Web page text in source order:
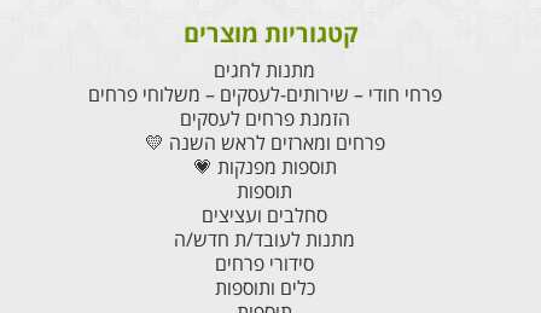
קטגוריות מוצרים
מתנות לחגים
פרחי חודי – שירותים-לעסקים – משלוחי פרחים
הזמנת פרחים לעסקים
פרחים ומארזים לראש השנה 💛
תוספות מפנקות 💗
תוספות
סחלבים ועציצים
מתנות לעובד/ת חדש/ה
סידורי פרחים
כלים ותוספות